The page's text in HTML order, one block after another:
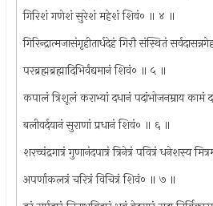
गिरिशं गणेशं सुरेशं महेशं शिवं० ॥ ४ ॥
गिरिन्द्रात्मजासंगृहीतार्धदेहं गिरौ संस्थितं
परब्रह्मब्रह्मादिभिर्वंद्यमानं शिवं० ॥ ५ ॥
कपालं त्रिशूलं कराभ्यां दधानं पदांभोजनम्राय कामं
बलीवर्दयानं सुराणां प्रधानं शिवं० ॥ ६ ॥
शरच्चंद्रगात्रं गुणानंदपात्रं त्रिनेत्रं पवित्रं धनेशस्य
अपर्णाकलत्रं चरित्रं विचित्रं शिवं० ॥ ७ ॥